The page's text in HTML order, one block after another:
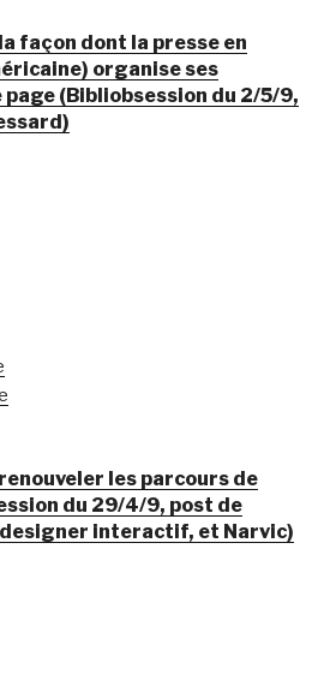
façon dont la presse en
organise ses
page (Bibliobsession du 2/5/9,
les parcours de
du 29/4/9, post de
interactif, et Narvic)